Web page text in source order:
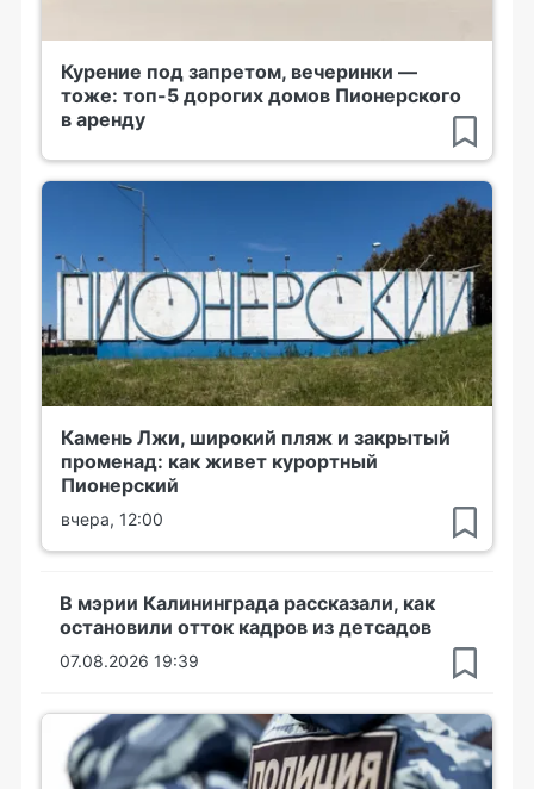
Курение под запретом, вечеринки —
тоже: топ-5 дорогих домов Пионерского
в аренду
Камень Лжи, широкий пляж и закрытый
променад: как живет курортный
Пионерский
вчера, 12:00
В мэрии Калининграда рассказали, как
остановили отток кадров из детсадов
07.08.2026 19:39